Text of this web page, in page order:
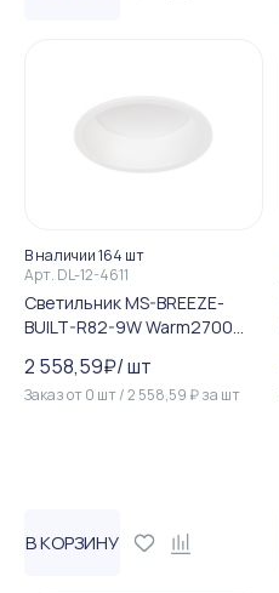
В наличии 164 шт
Арт. DL-12-4611
Светильник MS-BREEZE-
BUILT-R82-9W Warm2700
2 558,59₽/шт
Заказ от0 шт/2 558,59 ₽за шт
В КОРЗИНУ